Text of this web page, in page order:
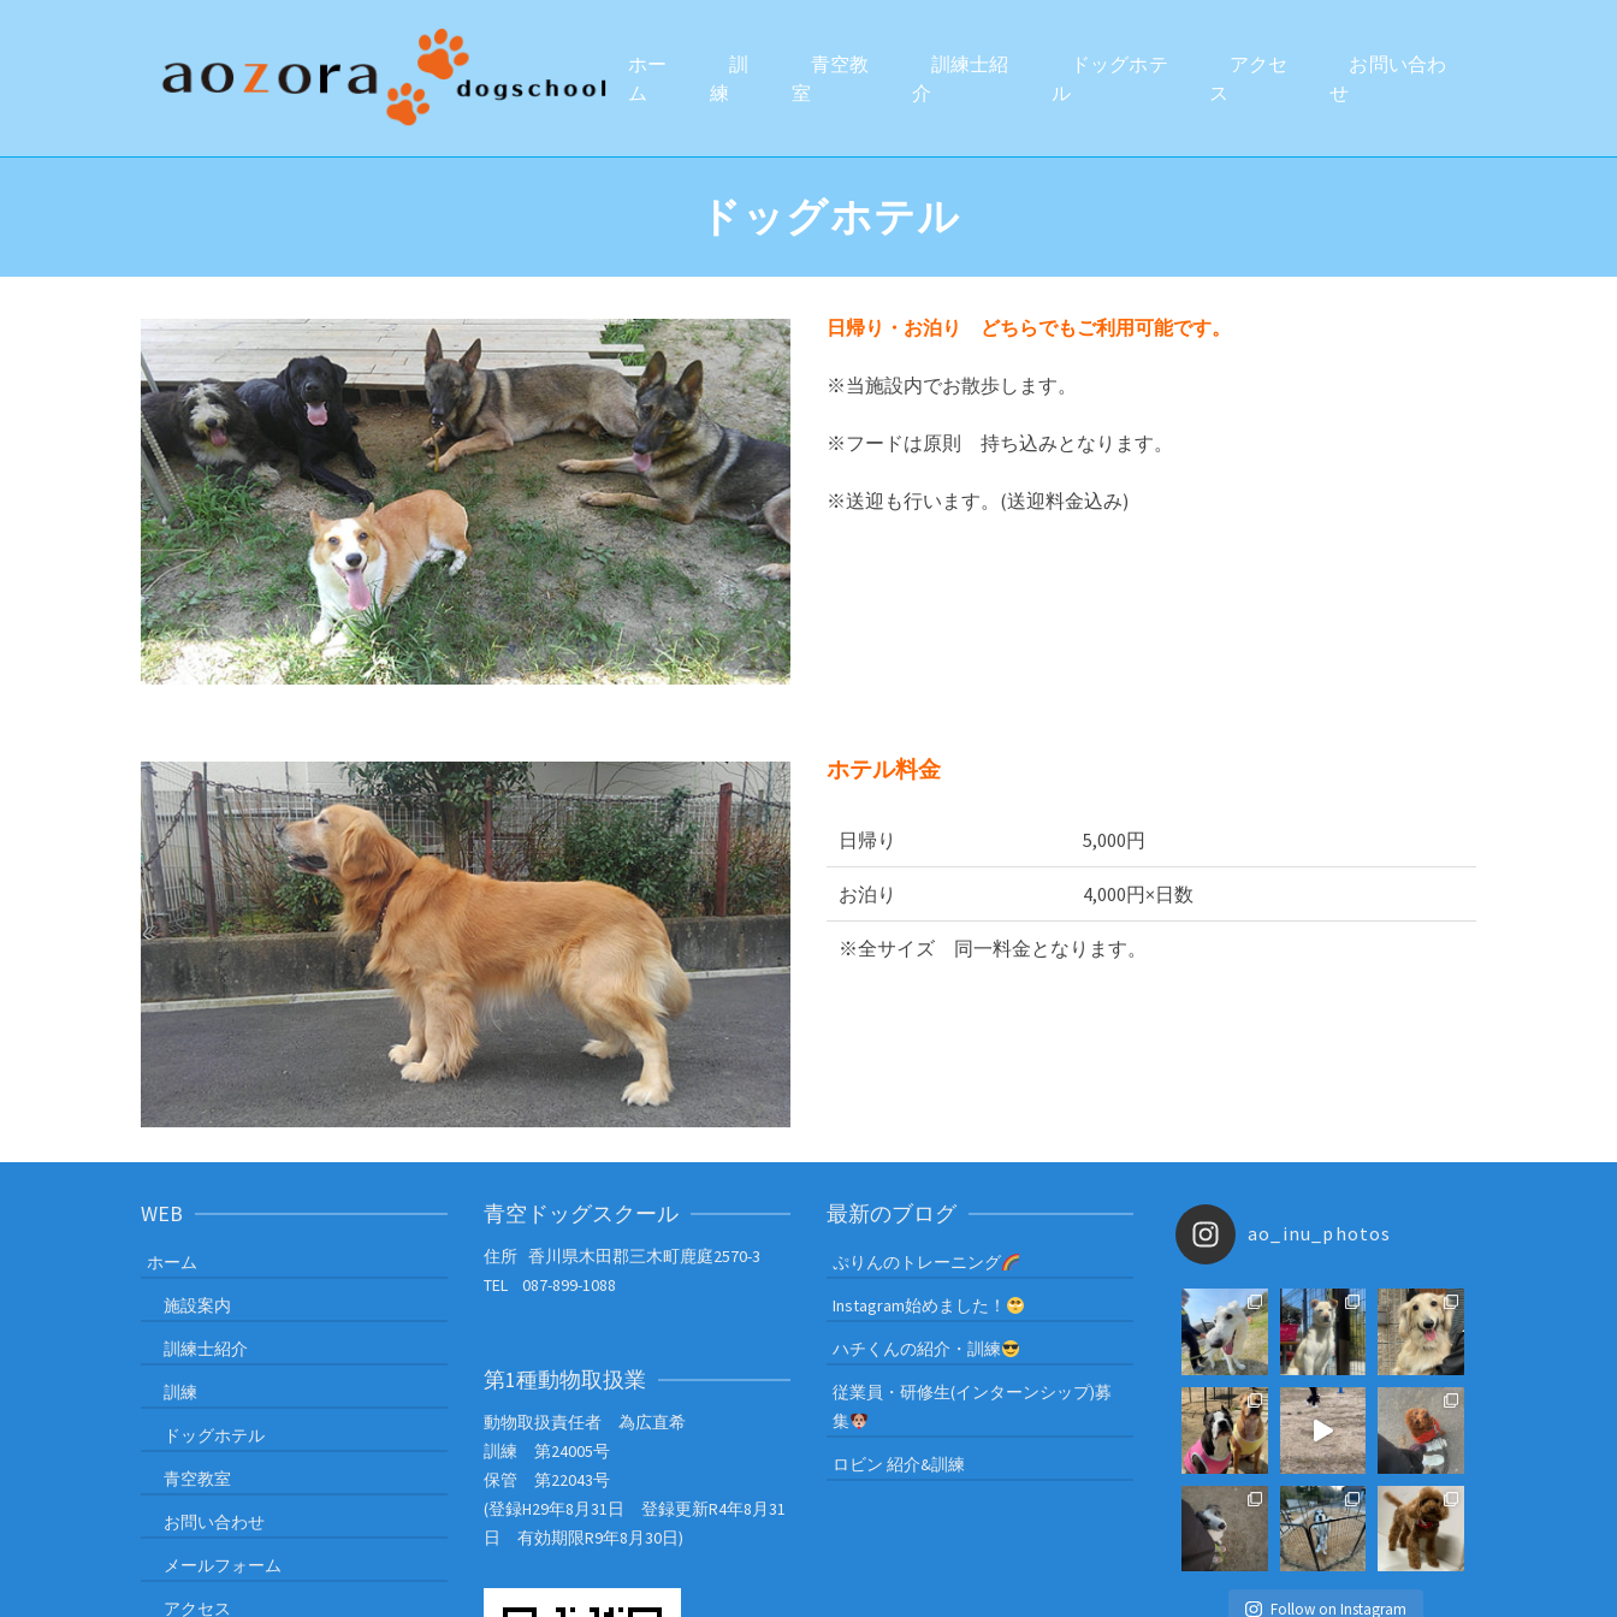
ホー
ム
訓
練
青空教
室
訓練士紹
介
ドッグホテ
ル
アクセ
ス
お問い合わ
せ
ドッグホテル
日帰り・お泊り どちらでもご利用可能です。
※当施設内でお散歩します。
※フードは原則 持ち込みとなります。
※送迎も行います。(送迎料金込み)
ホテル料金
日帰り 5,000円
お泊り 4,000円×日数
※全サイズ 同一料金となります。
WEB
ホーム
施設案内
訓練士紹介
訓練
ドッグホテル
青空教室
お問い合わせ
メールフォーム
アクセス
青空ドッグスクール
住所 香川県木田郡三木町鹿庭2570-3
TEL 087-899-1088
第1種動物取扱業
動物取扱責任者 為広直希
訓練 第24005号
保管 第22043号
(登録H29年8月31日 登録更新R4年8月31
日 有効期限R9年8月30日)
最新のブログ
ぷりんのトレーニング
Instagram始めました！
ハチくんの紹介・訓練
従業員・研修生(インターンシップ)募
集
ロビン 紹介&訓練
ao_inu_photos
Follow on Instagram